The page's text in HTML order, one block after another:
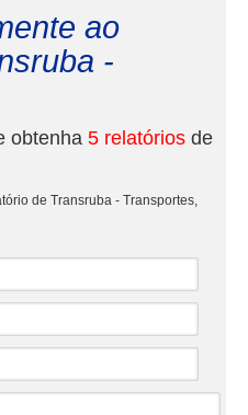
ao
-
obtenha 5 relatórios de
de Transruba - Transportes,